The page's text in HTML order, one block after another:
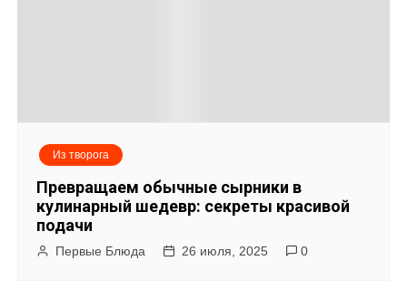
м
Из творога
Превращаем обычные сырники в
кулинарный шедевр: секреты красивой
подачи
Первые Блюда 26 июля, 2025 0